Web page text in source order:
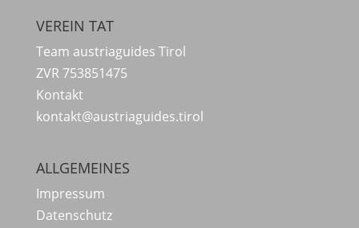
VEREIN TAT
Team austriaguides Tirol
ZVR 753851475
Kontakt
kontakt@austriaguides.tirol
ALLGEMEINES
Impressum
Datenschutz